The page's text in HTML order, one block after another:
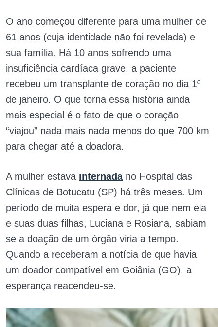
O ano começou diferente para uma mulher de
61 anos (cuja identidade não foi revelada) e
sua família. Há 10 anos sofrendo uma
insuficiência cardíaca grave, a paciente
recebeu um transplante de coração no dia 1º
de janeiro. O que torna essa história ainda
mais especial é o fato de que o coração
“viajou” nada mais nada menos do que 700 km
para chegar até a doadora.
A mulher estava internadano Hospital das
Clínicas de Botucatu (SP) há três meses. Um
período de muita espera e dor, já que nem ela
e suas duas filhas, Luciana e Rosiana, sabiam
se a doação de um órgão viria a tempo.
Quando a receberam a notícia de que havia
um doador compatível em Goiânia (GO), a
esperança reacendeu-se.